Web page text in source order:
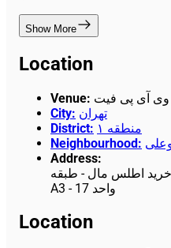
Show More
Location
Venue: وی آی پی فیت
City: تهران
District:
منطقه ۱
Neighbourhood:
Address:
خرید اطلس مال - طبقه
A3 - واحد 17
Location